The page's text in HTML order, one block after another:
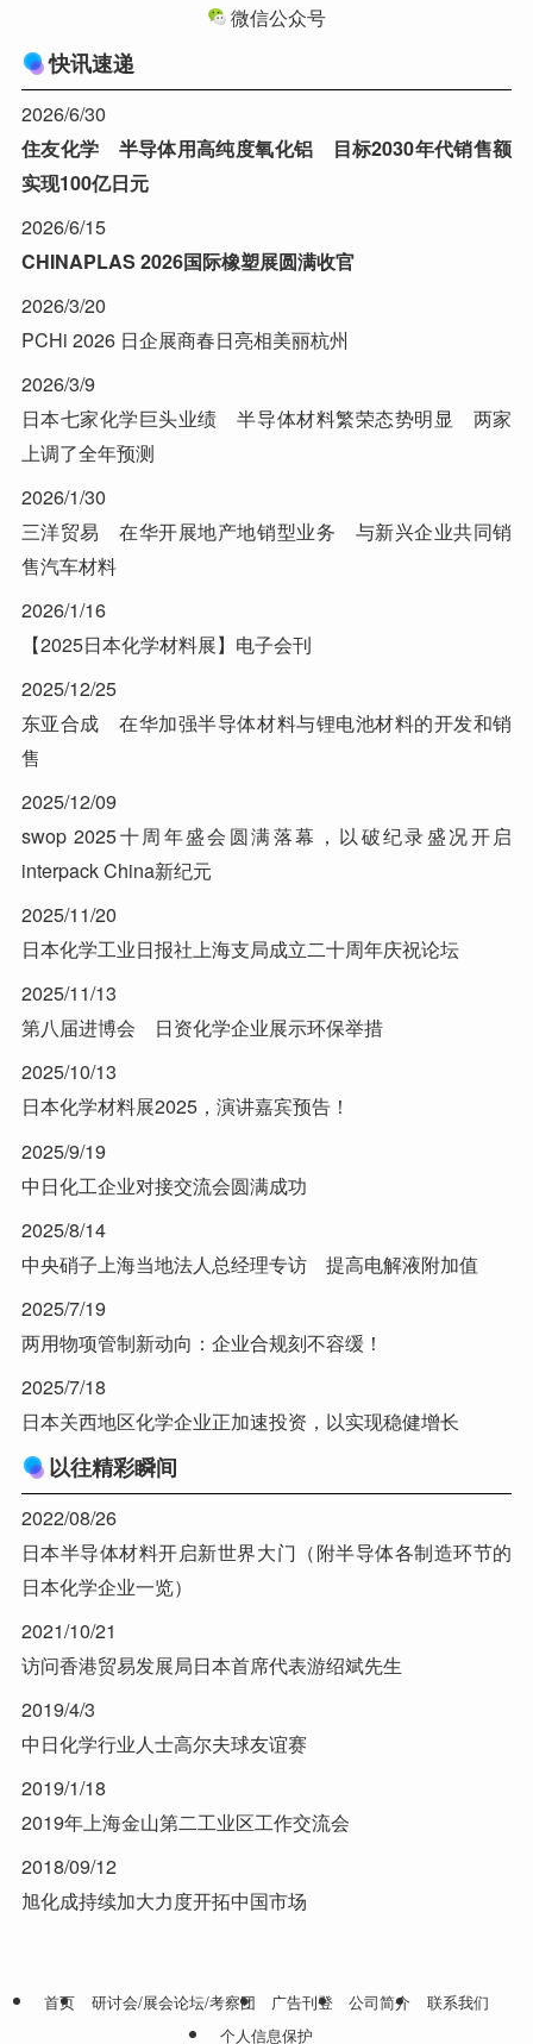
微信公众号
快讯速递
2026/6/30
住友化学 半导体用高纯度氧化铝 目标2030年代销售额
实现100亿日元
2026/6/15
CHINAPLAS 2026国际橡塑展圆满收官
2026/3/20
PCHi 2026 日企展商春日亮相美丽杭州
2026/3/9
日本七家化学巨头业绩 半导体材料繁荣态势明显 两家
上调了全年预测
2026/1/30
三洋贸易 在华开展地产地销型业务 与新兴企业共同销
售汽车材料
2026/1/16
【2025日本化学材料展】电子会刊
2025/12/25
东亚合成 在华加强半导体材料与锂电池材料的开发和销
售
2025/12/09
swop 2025十周年盛会圆满落幕，以破纪录盛况开启
interpack China新纪元
2025/11/20
日本化学工业日报社上海支局成立二十周年庆祝论坛
2025/11/13
第八届进博会 日资化学企业展示环保举措
2025/10/13
日本化学材料展2025，演讲嘉宾预告！
2025/9/19
中日化工企业对接交流会圆满成功
2025/8/14
中央硝子上海当地法人总经理专访 提高电解液附加值
2025/7/19
两用物项管制新动向：企业合规刻不容缓！
2025/7/18
日本关西地区化学企业正加速投资，以实现稳健增长
以往精彩瞬间
2022/08/26
日本半导体材料开启新世界大门（附半导体各制造环节的
日本化学企业一览）
2021/10/21
访问香港贸易发展局日本首席代表游绍斌先生
2019/4/3
中日化学行业人士高尔夫球友谊赛
2019/1/18
2019年上海金山第二工业区工作交流会
2018/09/12
旭化成持续加大力度开拓中国市场
首页 研讨会/展会论坛/考察团 广告刊登 公司简介
联系我们
个人信息保护